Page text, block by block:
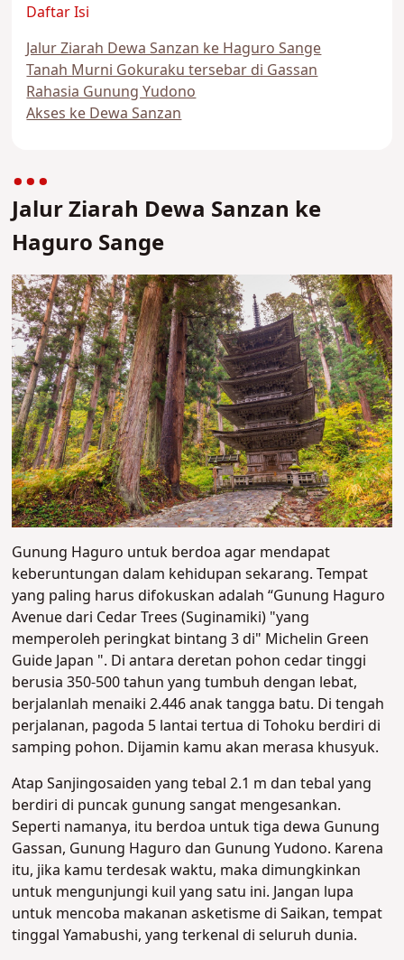
Daftar Isi
Jalur Ziarah Dewa Sanzan ke Haguro Sange
Tanah Murni Gokuraku tersebar di Gassan
Rahasia Gunung Yudono
Akses ke Dewa Sanzan
Jalur Ziarah Dewa Sanzan ke
Haguro Sange
Gunung Haguro untuk berdoa agar mendapat
keberuntungan dalam kehidupan sekarang. Tempat
yang paling harus difokuskan adalah “Gunung Haguro
Avenue dari Cedar Trees (Suginamiki) "yang
memperoleh peringkat bintang 3 di" Michelin Green
Guide Japan ". Di antara deretan pohon cedar tinggi
berusia 350-500 tahun yang tumbuh dengan lebat,
berjalanlah menaiki 2.446 anak tangga batu. Di tengah
perjalanan, pagoda 5 lantai tertua di Tohoku berdiri di
samping pohon. Dijamin kamu akan merasa khusyuk.
Atap Sanjingosaiden yang tebal 2.1 m dan tebal yang
berdiri di puncak gunung sangat mengesankan.
Seperti namanya, itu berdoa untuk tiga dewa Gunung
Gassan, Gunung Haguro dan Gunung Yudono. Karena
itu, jika kamu terdesak waktu, maka dimungkinkan
untuk mengunjungi kuil yang satu ini. Jangan lupa
untuk mencoba makanan asketisme di Saikan, tempat
tinggal Yamabushi, yang terkenal di seluruh dunia.